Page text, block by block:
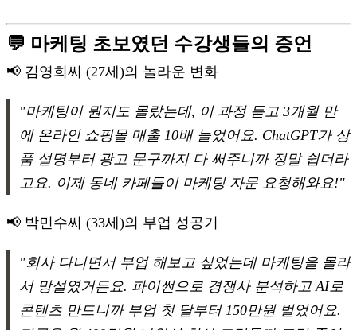
💬 마케팅 초보였던 수강생들의 증언
📢 김영희씨 (27세)의 놀라운 변화
"마케팅이 뭔지도 몰랐는데, 이 과정 듣고 3개월 만
에 온라인 쇼핑몰 매출 10배 늘었어요. ChatGPT가 상
품 설명부터 광고 문구까지 다 써주니까 정말 쉽더라
고요. 이제 동네 카페들이 마케팅 자문 요청해와요!"
📢 박민수씨 (33세)의 부업 성공기
"회사 다니면서 부업 해보고 싶었는데 마케팅을 몰라
서 망설였거든요. 파이썬으로 경쟁사 분석하고 AI로
콘텐츠 만드니까 부업 첫 달부터 150만원 벌었어요.